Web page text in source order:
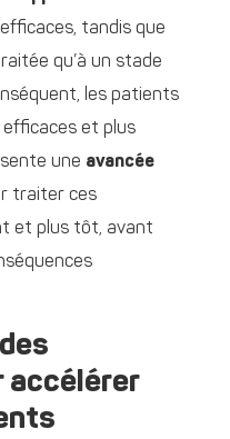
tandis que
qu’à un stade
les patients
et plus
une avancée
traiter ces
et plus tôt, avant
accélérer